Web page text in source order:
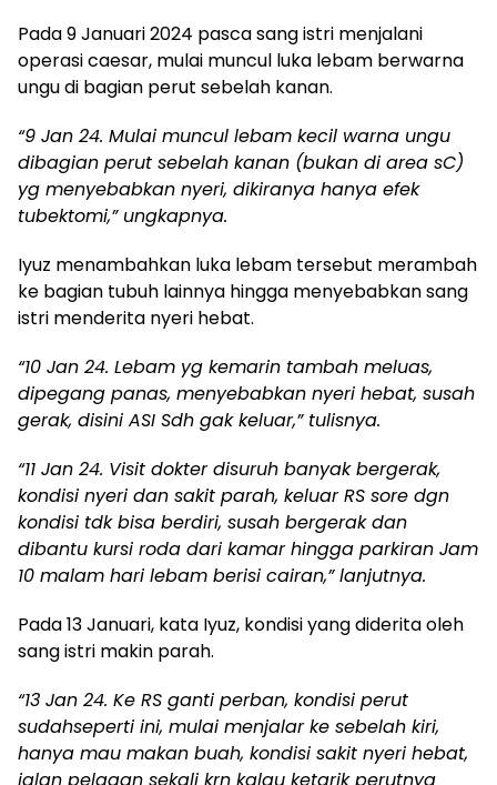
Pada 9 Januari 2024 pasca sang istri menjalani
operasi caesar, mulai muncul luka lebam berwarna
ungu di bagian perut sebelah kanan.
“9 Jan 24. Mulai muncul lebam kecil warna ungu
dibagian perut sebelah kanan (bukan di area sC)
yg menyebabkan nyeri, dikiranya hanya efek
tubektomi,” ungkapnya.
Iyuz menambahkan luka lebam tersebut merambah
ke bagian tubuh lainnya hingga menyebabkan sang
istri menderita nyeri hebat.
“10 Jan 24. Lebam yg kemarin tambah meluas,
dipegang panas, menyebabkan nyeri hebat, susah
gerak, disini ASI Sdh gak keluar,” tulisnya.
“11 Jan 24. Visit dokter disuruh banyak bergerak,
kondisi nyeri dan sakit parah, keluar RS sore dgn
kondisi tdk bisa berdiri, susah bergerak dan
dibantu kursi roda dari kamar hingga parkiran Jam
10 malam hari lebam berisi cairan,” lanjutnya.
Pada 13 Januari, kata Iyuz, kondisi yang diderita oleh
sang istri makin parah.
“13 Jan 24. Ke RS ganti perban, kondisi perut
sudahseperti ini, mulai menjalar ke sebelah kiri,
hanya mau makan buah, kondisi sakit nyeri hebat,